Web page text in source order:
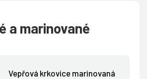
a marinované
Vepřová krkovice marinovaná